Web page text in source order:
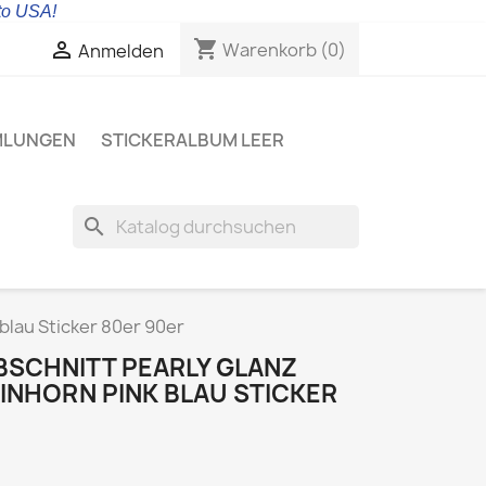
USA!
 Anmelden shopping_cart Warenkorb (0)
STICKERALBUM LEER
search
Sticker 80er 90er
PEARLY GLANZ
PINK BLAU STICKER